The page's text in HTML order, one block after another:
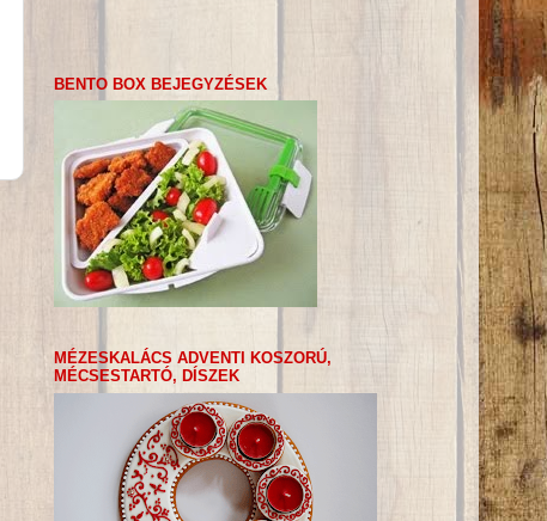
BENTO BOX BEJEGYZÉSEK
MÉZESKALÁCS ADVENTI KOSZORÚ,
MÉCSESTARTÓ, DÍSZEK